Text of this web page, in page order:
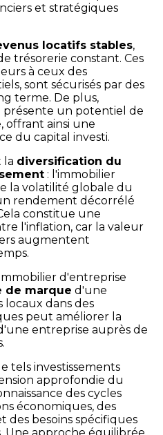
et stratégiques
locatifs stables,
trésorerie constant. Ces
à ceux des
sont sécurisés par des
terme. De plus,
présente un potentiel de
offrant ainsi une
du capital investi.
la diversification du
: l'immobilier
la volatilité globale du
rendement décorrélé
constitue une
l'inflation, car la valeur
augmentent
d'entreprise
de marque d'une
locaux dans des
peut améliorer la
entreprise auprès de
tels investissements
approfondie du
des cycles
économiques, des
des besoins spécifiques
Une approche équilibrée,